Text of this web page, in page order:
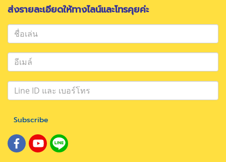
ส่งรายละเอียดให้ทางไลน์และโทรคุยค่ะ
Subscribe